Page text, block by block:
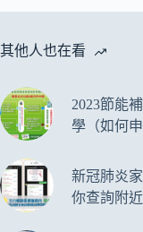
其他人也在看
2023節能
學（如何
新冠肺炎
你查詢附